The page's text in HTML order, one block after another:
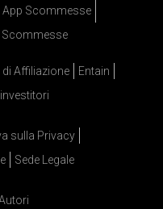
App Scommesse
Scommesse
Affiliazione
Entain
sulla Privacy
Sede Legale